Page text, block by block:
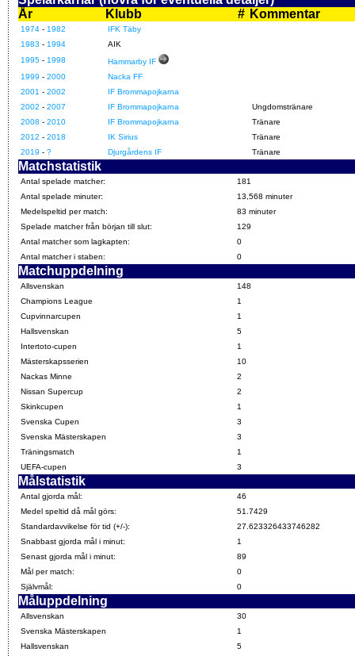
År
Klubb # Kommentar
1974 - 1982
IFK Täby
1983 - 1994
AIK
1995 - 1998
Hammarby IF
1999 - 2000
Nacka FF
2001 - 2002
IF Brommapojkarna
2002 - 2007 IF Brommapojkarna
Ungdomstränare
2008 - 2010 IF Brommapojkarna
Tränare
2012 - 2018 IK Sirius
Tränare
2019 - ? Djurgårdens IF Tränare
Matchstatistik
Antal spelade matcher:
181
Antal spelade minuter:
13,568 minuter
Medelspeltid per match:
83 minuter
Spelade matcher från början till slut:
129
Antal matcher som lagkapten:
0
Antal matcher i staben:
0
Matchuppdelning
Allsvenskan
148
Champions League
1
Cupvinnarcupen
1
Hallsvenskan
5
Intertoto-cupen
1
Mästerskapsserien
10
Nackas Minne
2
Nissan Supercup
2
Skinkcupen
1
Svenska Cupen
3
Svenska Mästerskapen
3
Träningsmatch
1
UEFA-cupen
3
Målstatistik
Antal gjorda mål:
46
Medel speltid då mål görs:
51.7429
Standardavvikelse för tid (+/-):
27.623326433746282
Snabbast gjorda mål i minut:
1
Senast gjorda mål i minut:
89
Mål per match:
0
Självmål:
0
Måluppdelning
Allsvenskan
30
Svenska Mästerskapen
1
Hallsvenskan
5